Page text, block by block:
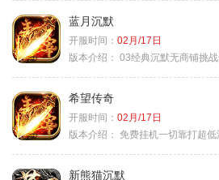
蓝月沉默
开服时间： 02月/17日
版本介绍： 03经典沉默无商铺挑战全
希望传奇
开服时间： 02月/17日
版本介绍： 免费挂机一切靠打超
新熊猫沉默